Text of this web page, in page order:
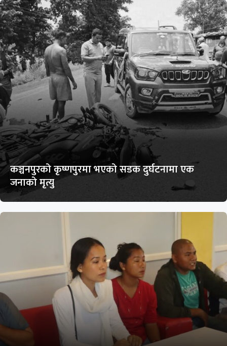
कञ्चनपुरको कृष्णपुरमा भएको सडक दुर्घटनामा एक
जनाको मृत्यु